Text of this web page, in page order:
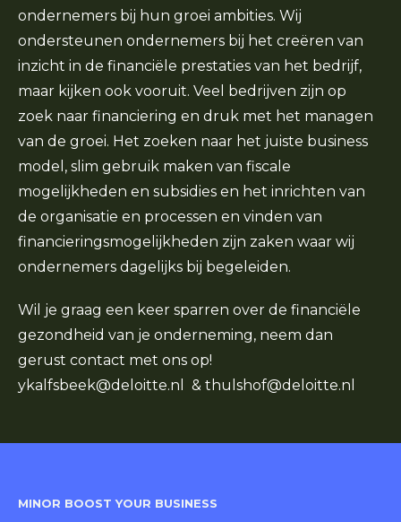
ondernemers bij hun groei ambities. Wij
ondersteunen ondernemers bij het creëren van
inzicht in de financiële prestaties van het bedrijf,
maar kijken ook vooruit. Veel bedrijven zijn op
zoek naar financiering en druk met het managen
van de groei. Het zoeken naar het juiste business
model, slim gebruik maken van fiscale
mogelijkheden en subsidies en het inrichten van
de organisatie en processen en vinden van
financieringsmogelijkheden zijn zaken waar wij
ondernemers dagelijks bij begeleiden.
Wil je graag een keer sparren over de financiële
gezondheid van je onderneming, neem dan
gerust contact met ons op!
ykalfsbeek@deloitte.nl
& thulshof@deloitte.nl
MINOR BOOST YOUR BUSINESS